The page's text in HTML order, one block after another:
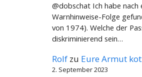
@dobschat Ich habe nach
Warnhinweise-Folge
von 1974). Welche der
diskriminierend sein…
Rolf zu Eure Armut
2. September 2023